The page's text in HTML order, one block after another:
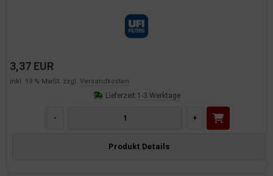
3,37 EUR
inkl. 19 % MwSt. zzgl. Versandkosten
Lieferzeit:1-3 Werktage
- +
Produkt Details